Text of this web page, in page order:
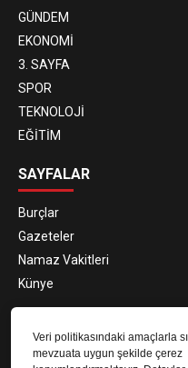
Veri politikasındaki amaçlarla
mevzuata uygun şekilde çerez
GÜNDEM
EKONOMİ
3. SAYFA
SPOR
TEKNOLOJİ
EĞİTİM
SAYFALAR
Burçlar
Gazeteler
Namaz Vakitleri
Künye